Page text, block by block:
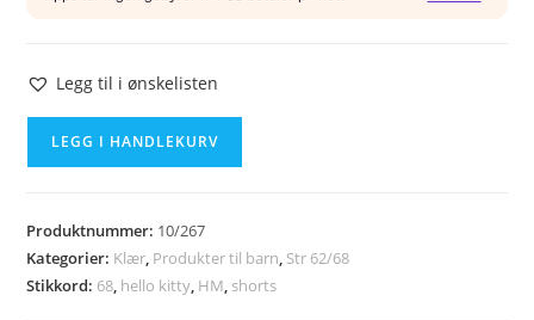
Legg til i ønskelisten
antall
LEGG I HANDLEKURV
Produktnummer: 10/267
Kategorier: Klær, Produkter til barn, Str 62/68
Stikkord: 68, hello kitty, HM, shorts